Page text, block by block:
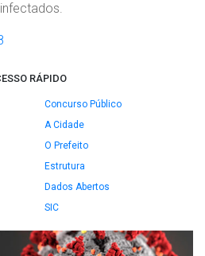
RÁPIDO
Concurso Público
A Cidade
O Prefeito
Estrutura
Dados Abertos
SIC